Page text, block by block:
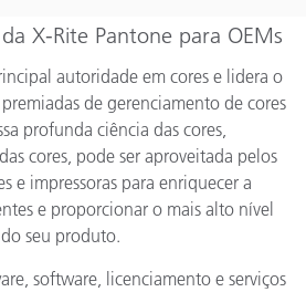
X-Rite Pantone para OEMs
autoridade em cores e lidera o
de gerenciamento de cores
profunda ciência das cores,
cores, pode ser aproveitada pelos
e impressoras para enriquecer a
e proporcionar o mais alto nível
seu produto.
software, licenciamento e serviços